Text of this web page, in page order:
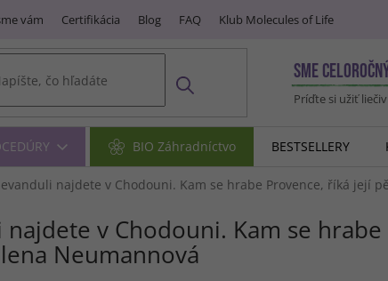
vám Certifikácia Blog FAQ Klub Molecules of Life
SME
Príďte si užiť
BIO Záhradníctvo BESTSELLERY
najdete v Chodouni. Kam se hrabe Provence, říká její
v Chodouni. Kam se
Neumannová